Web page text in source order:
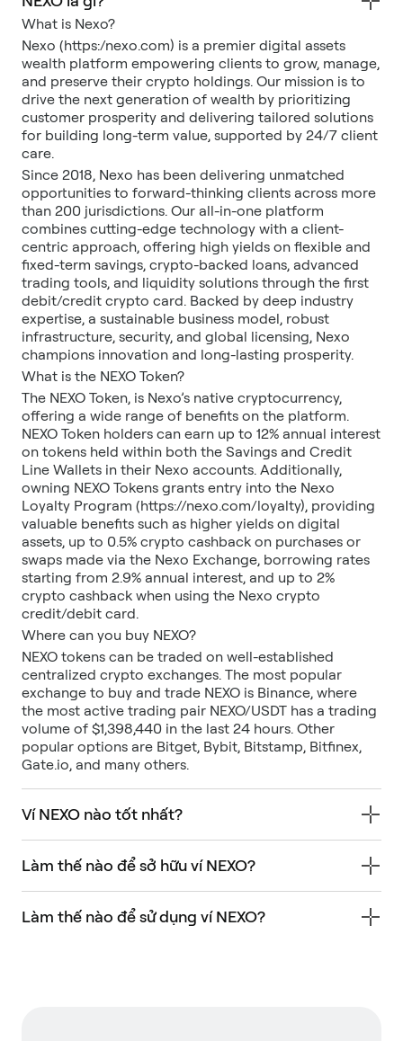
What is Nexo?
Nexo (https:/nexo.com) is a premier digital assets
wealth platform empowering clients to grow, manage,
and preserve their crypto holdings. Our mission is to
drive the next generation of wealth by prioritizing
customer prosperity and delivering tailored solutions
for building long-term value, supported by 24/7 client
care.
Since 2018, Nexo has been delivering unmatched
opportunities to forward-thinking clients across more
than 200 jurisdictions. Our all-in-one platform
combines cutting-edge technology with a client-
centric approach, offering high yields on flexible and
fixed-term savings, crypto-backed loans, advanced
trading tools, and liquidity solutions through the first
debit/credit crypto card. Backed by deep industry
expertise, a sustainable business model, robust
infrastructure, security, and global licensing, Nexo
champions innovation and long-lasting prosperity.
What is the NEXO Token?
The NEXO Token, is Nexo’s native cryptocurrency,
offering a wide range of benefits on the platform.
NEXO Token holders can earn up to 12% annual interest
on tokens held within both the Savings and Credit
Line Wallets in their Nexo accounts. Additionally,
owning NEXO Tokens grants entry into the Nexo
Loyalty Program (https://nexo.com/loyalty), providing
valuable benefits such as higher yields on digital
assets, up to 0.5% crypto cashback on purchases or
swaps made via the Nexo Exchange, borrowing rates
starting from 2.9% annual interest, and up to 2%
crypto cashback when using the Nexo crypto
credit/debit card.
Where can you buy NEXO?
NEXO tokens can be traded on well-established
centralized crypto exchanges. The most popular
exchange to buy and trade NEXO is Binance, where
the most active trading pair NEXO/USDT has a trading
volume of $1,398,440 in the last 24 hours. Other
popular options are Bitget, Bybit, Bitstamp, Bitfinex,
Gate.io, and many others.
Ví NEXO nào tốt nhất?
Làm thế nào để sở hữu ví NEXO?
Làm thế nào để sử dụng ví NEXO?